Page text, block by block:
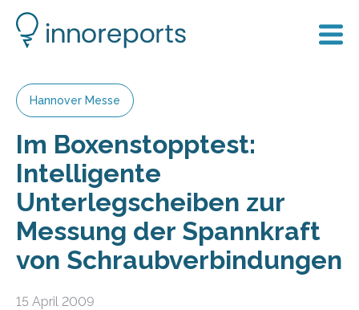
Hannover Messe
Im Boxenstopptest:
Intelligente
Unterlegscheiben zur
Messung der Spannkraft
von Schraubverbindungen
15 April 2009